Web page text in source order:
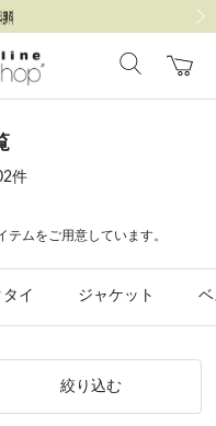
件
ムをご用意しています。
イ ジャケット
絞り込む